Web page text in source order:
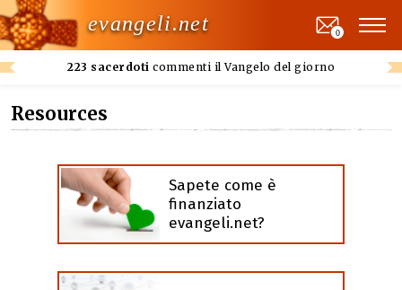
evangeli.net
223 sacerdoti commenti il Vangelo del giorno
0
Resources
Sapete come è
finanziato
evangeli.net?